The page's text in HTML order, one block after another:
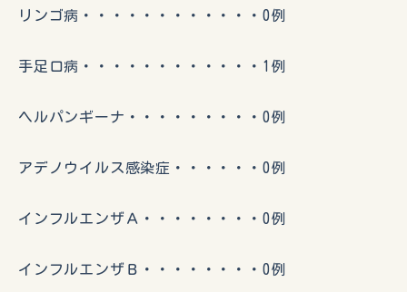
リンゴ病・・・・・・・・・・・・0例
手足口病・・・・・・・・・・・・1例
ヘルパンギーナ・・・・・・・・・0例
アデノウイルス感染症・・・・・・0例
インフルエンザＡ・・・・・・・・0例
インフルエンザＢ・・・・・・・・0例